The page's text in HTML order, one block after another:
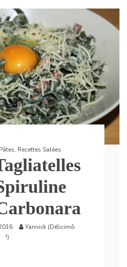
Pâtes, Recettes Salées
Yannick (Délicimô
!)